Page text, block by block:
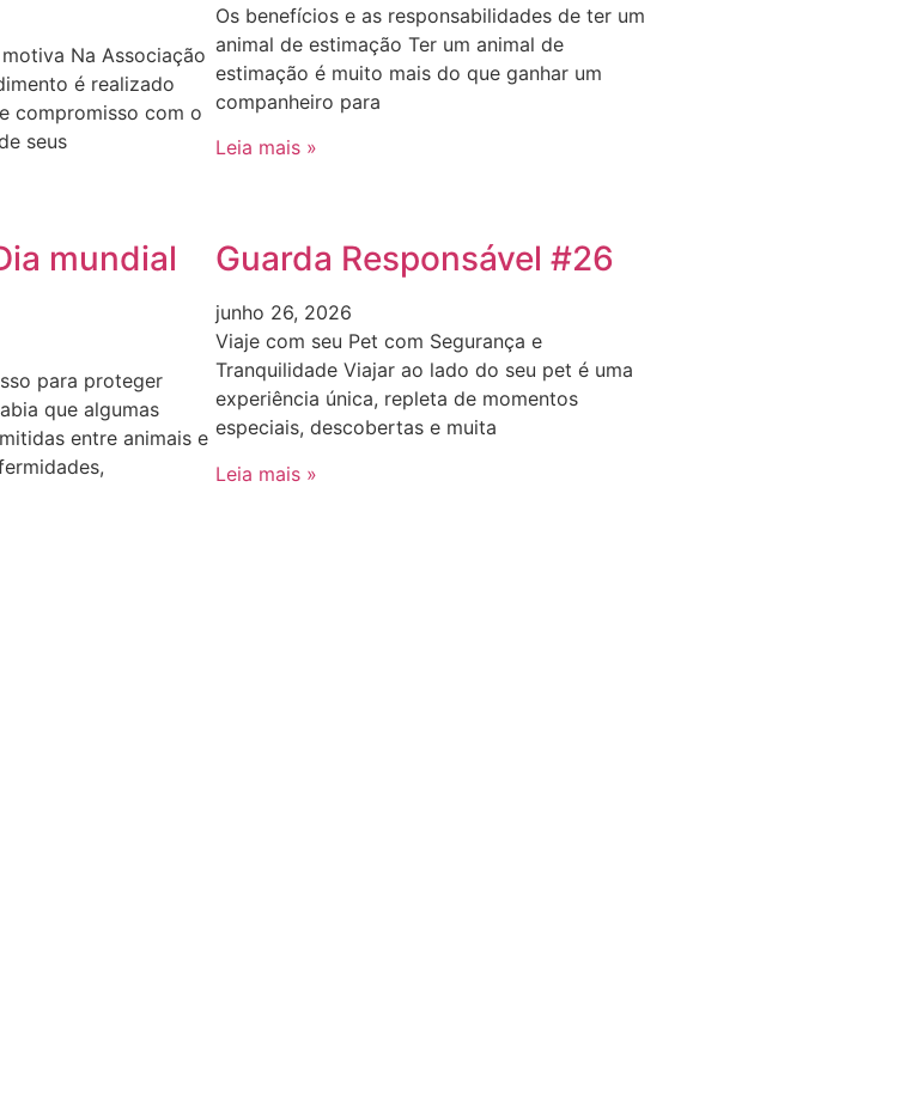
Na Associação
é realizado
compromisso com o
seus
Os benefícios e as responsabilidades de ter um
animal de estimação Ter um animal de
estimação é muito mais do que ganhar um
companheiro para
Leia mais »
mundial
para proteger
que algumas
entre animais e
Guarda Responsável #26
junho 26, 2026
Viaje com seu Pet com Segurança e
Tranquilidade Viajar ao lado do seu pet é uma
experiência única, repleta de momentos
especiais, descobertas e muita
Leia mais »